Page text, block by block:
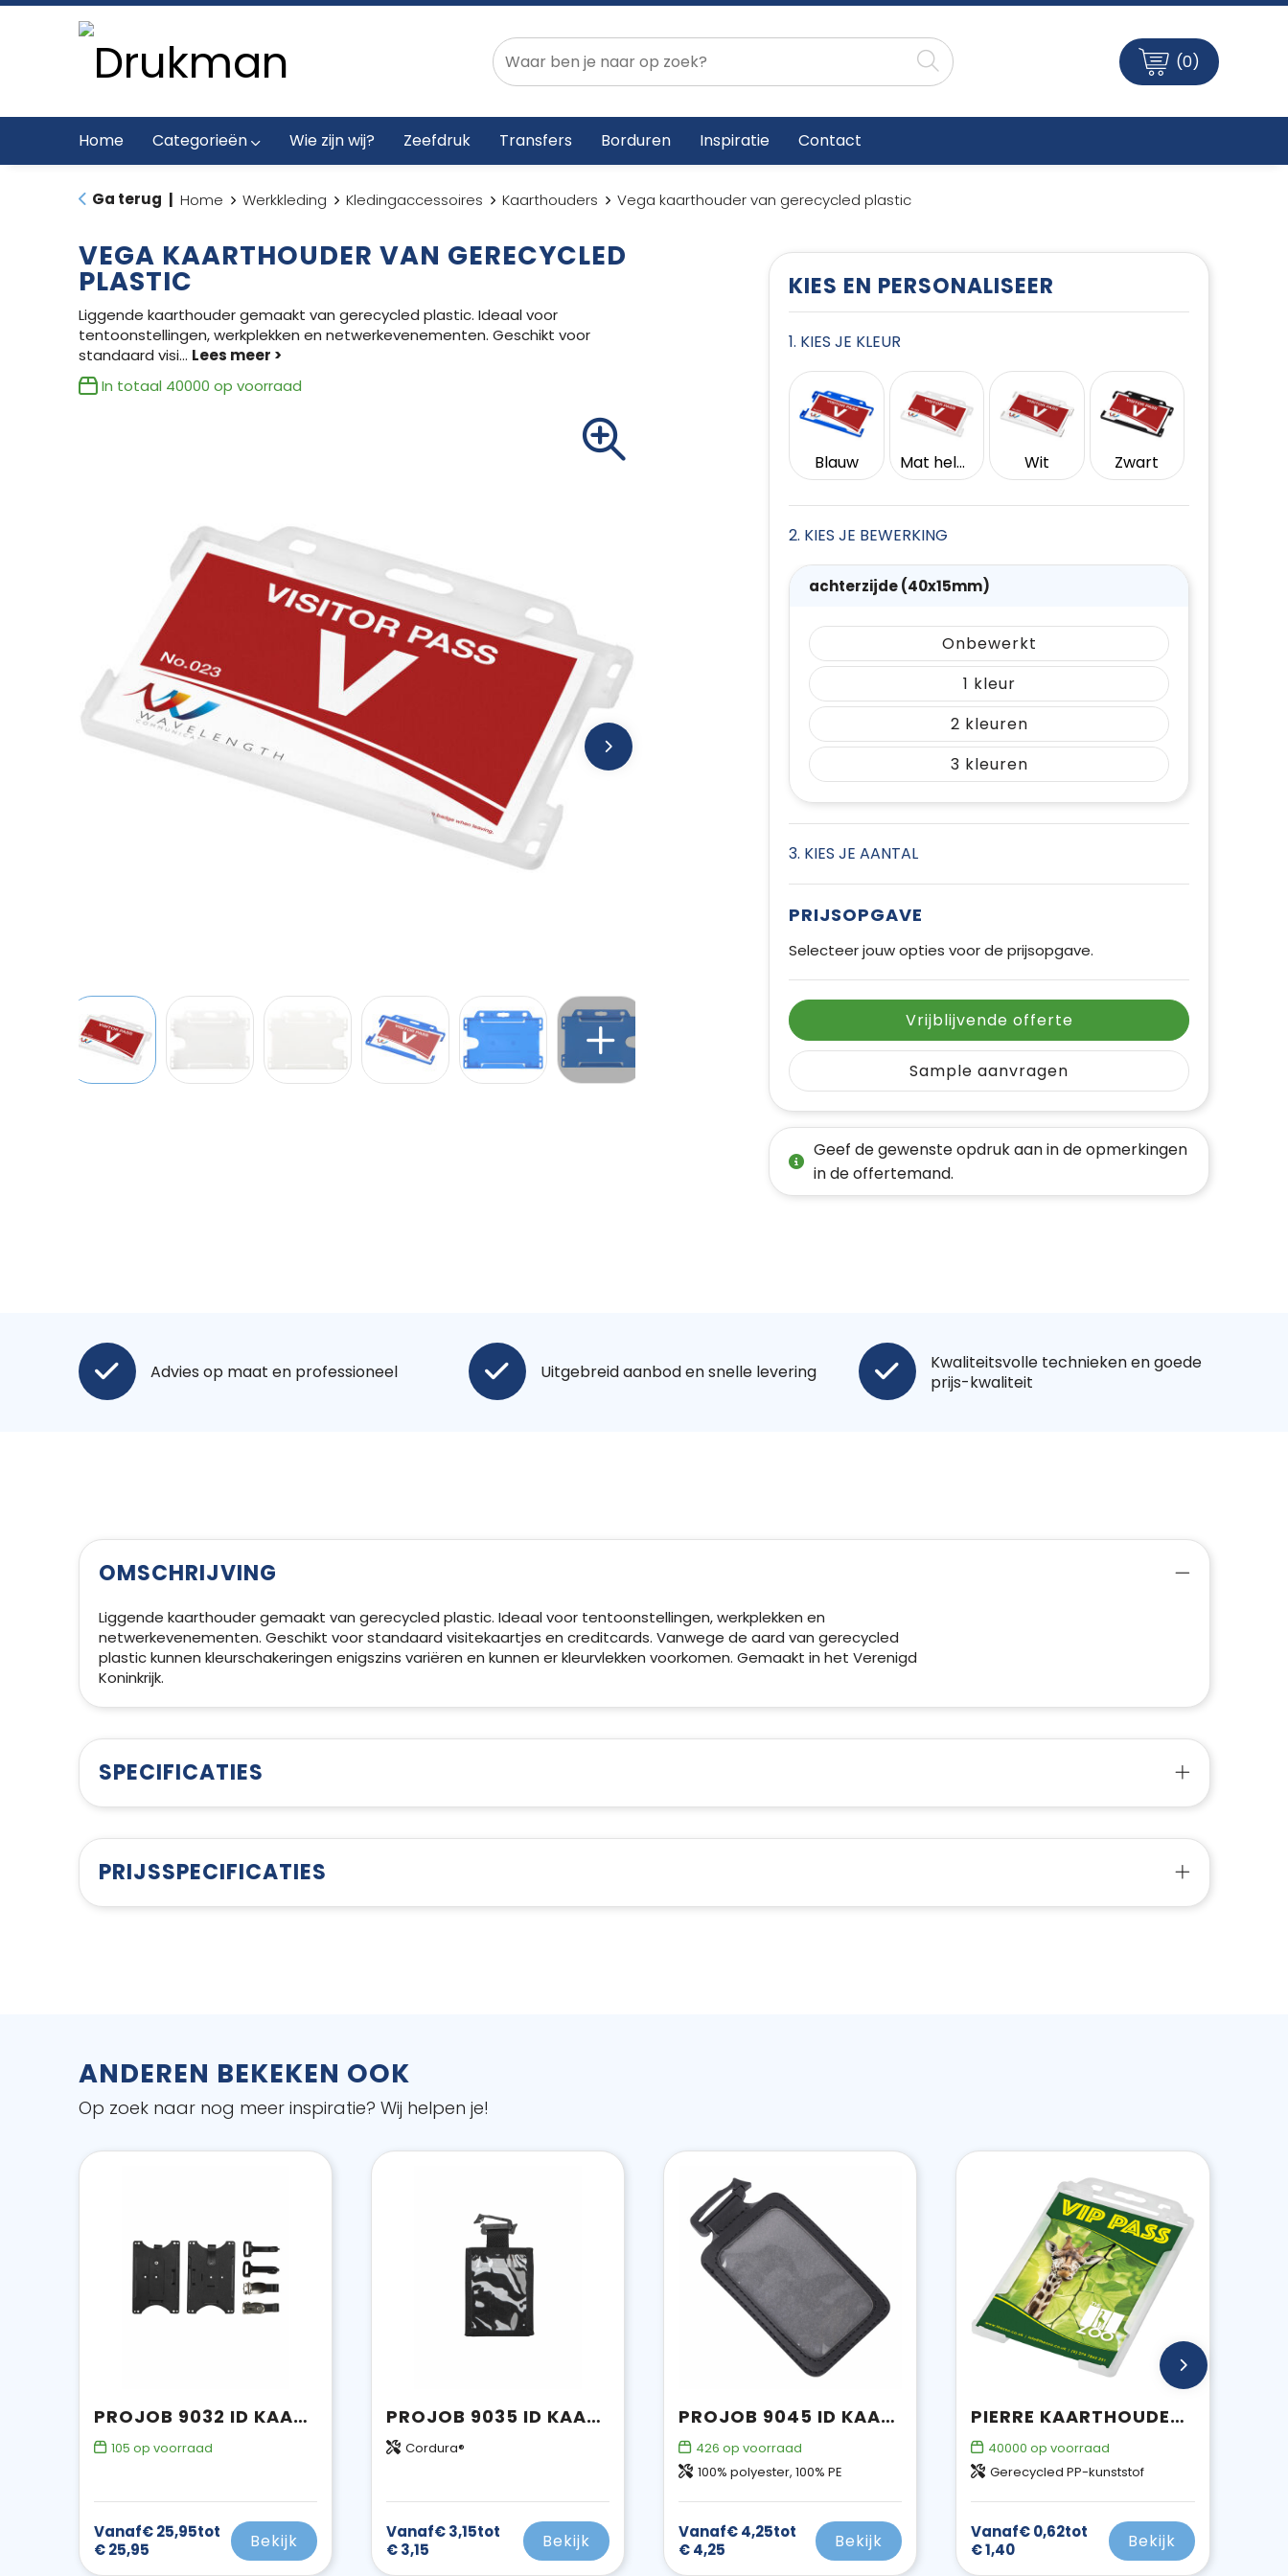
(0)
Home Categorieën Wie zijn wij? Zeefdruk Transfers Borduren Inspiratie Contact
Ga terug Home Werkkleding Kledingaccessoires Kaarthouders Vega kaarthouder van gerecycled plastic
VEGA KAARTHOUDER VAN GERECYCLED
PLASTIC
Liggende kaarthouder gemaakt van gerecycled plastic. Ideaal voor
tentoonstellingen, werkplekken en netwerkevenementen. Geschikt voor
standaard visi...
In totaal 40000 op voorraad
KIES EN PERSONALISEER
1. KIES JE KLEUR
Blauw Mat helder Wit Zwart
2. KIES JE BEWERKING
achterzijde (40x15mm)
Onbewerkt
1
2
3
3. KIES JE AANTAL
PRIJSOPGAVE
Selecteer jouw opties voor de prijsopgave.
Vrijblijvende offerte
Sample aanvragen
Geef de gewenste opdruk aan in de opmerkingen
in de offertemand.
Advies op maat en professioneel Uitgebreid aanbod en snelle levering
Kwaliteitsvolle technieken en goede
prijs-kwaliteit
OMSCHRIJVING
Liggende kaarthouder gemaakt van gerecycled plastic. Ideaal voor tentoonstellingen, werkplekken en
netwerkevenementen. Geschikt voor standaard visitekaartjes en creditcards. Vanwege de aard van gerecycled
plastic kunnen kleurschakeringen enigszins variëren en kunnen er kleurvlekken voorkomen. Gemaakt in het Verenigd
Koninkrijk.
SPECIFICATIES
PRIJSSPECIFICATIES
ANDEREN BEKEKEN OOK
Op zoek naar nog meer inspiratie? Wij helpen je!
PROJOB 9032 ID KAARTHOUDER
105 op voorraad
Vanaf€ 25,95tot
€ 25,95
Bekijk
PROJOB 9035 ID KAARTHOUDER CORDURA®
Cordura®
Vanaf€ 3,15tot
€ 3,15
Bekijk
PROJOB 9045 ID KAARTHOUDER
426 op voorraad
100% polyester, 100% PE
Vanaf€ 4,25tot
€ 4,25
Bekijk
PIERRE KAARTHOUDER VAN GERECYCLED PLASTIC
40000 op voorraad
Gerecycled PP-kunststof
Vanaf€ 0,62tot
€ 1,40
Bekijk